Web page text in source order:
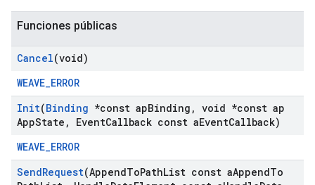
Funciones públicas
Cancel(void)
WEAVE_ERROR
Init(Binding *const apBinding , void *const ap
AppState , EventCallback const aEventCallback)
WEAVE_ERROR
SendRequest(AppendToPathList const aAppendTo